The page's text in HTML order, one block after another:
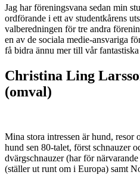
Jag har föreningsvana sedan min
ordförande i ett av studentkårens
valberedningen för tre andra
en av de sociala medie-ansvariga
få bidra ännu mer till vår
Christina Ling
(omval)
Mina stora intressen är hund, resor
hund sen 80-talet, först schnauzer
dvärgschnauzer (har för
(ställer ut runt om i Europa) samt